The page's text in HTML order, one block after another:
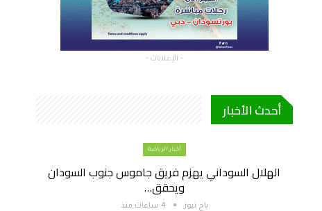
- الإعلانات -
أحدث الأخبار
أخبار الرياضة
الهلال السوداني يهزم فريق جاموس جنوب السودان
ويحقق…
باج نيوز 4 ساعات منذ